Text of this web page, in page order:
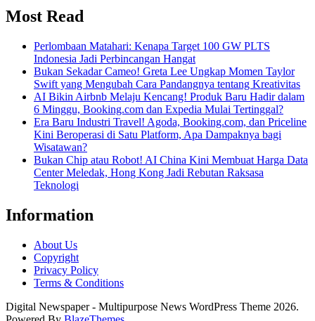
Most Read
Perlombaan Matahari: Kenapa Target 100 GW PLTS
Indonesia Jadi Perbincangan Hangat
Bukan Sekadar Cameo! Greta Lee Ungkap Momen Taylor
Swift yang Mengubah Cara Pandangnya tentang Kreativitas
AI Bikin Airbnb Melaju Kencang! Produk Baru Hadir dalam
6 Minggu, Booking.com dan Expedia Mulai Tertinggal?
Era Baru Industri Travel! Agoda, Booking.com, dan Priceline
Kini Beroperasi di Satu Platform, Apa Dampaknya bagi
Wisatawan?
Bukan Chip atau Robot! AI China Kini Membuat Harga Data
Center Meledak, Hong Kong Jadi Rebutan Raksasa
Teknologi
Information
About Us
Copyright
Privacy Policy
Terms & Conditions
Digital Newspaper - Multipurpose News WordPress Theme 2026.